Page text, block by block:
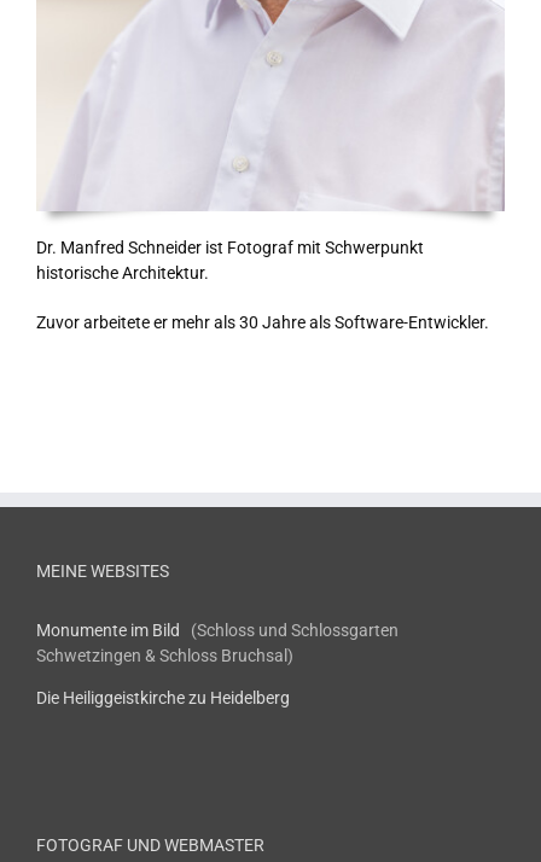
Dr. Manfred Schneider ist Fotograf mit Schwerpunkt
historische Architektur.
Zuvor arbeitete er mehr als 30 Jahre als Software-Entwickler.
MEINE WEBSITES
Monumente im Bild
(Schloss und Schlossgarten
Schwetzingen & Schloss Bruchsal)
Die Heiliggeistkirche zu Heidelberg
FOTOGRAF UND WEBMASTER